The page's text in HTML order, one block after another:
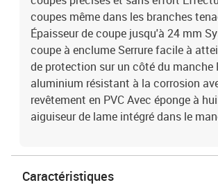
coupes même dans les branches
Épaisseur de coupe jusqu'à 24 mm
coupe à enclume Serrure facile à
de protection sur un côté du manche
aluminium résistant à la corrosion
revêtement en PVC Avec éponge à
aiguiseur de lame intégré dans le
Caractéristiques